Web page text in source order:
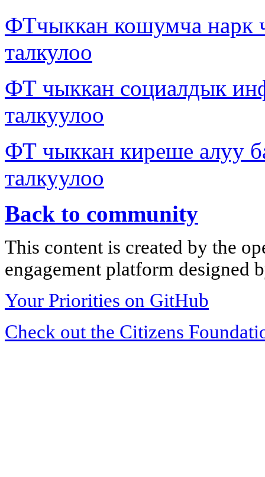
ФТчыккан кошумча нарк
талкулоо
ФТ чыккан социалдык
талкуулоо
ФТ чыккан киреше алуу
талкуулоо
Back to community
This content is created by the
engagement platform designed
Your Priorities on GitHub
Check out the Citizens